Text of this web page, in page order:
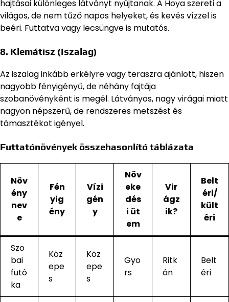
hajtásai különleges látványt nyújtanak. A Hoya szereti a
világos, de nem tűző napos helyeket, és kevés vízzel is
beéri. Futtatva vagy lecsüngve is mutatós.
8. Klemátisz (Iszalag)
Az iszalag inkább erkélyre vagy teraszra ajánlott, hiszen
nagyobb fényigényű, de néhány fajtája
szobanövényként is megél. Látványos, nagy virágai miatt
nagyon népszerű, de rendszeres metszést és
támasztékot igényel.
Futtatónövények összehasonlító táblázata
Növ
ény
nev
e
Fén
yig
ény
Vízi
gén
y
Növ
eke
dés
i üt
em
Vir
ágz
ik?
Belt
éri/
kült
éri
Szo
bai
futó
ka
Köz
epe
s
Köz
epe
s
Gyo
rs
Ritk
án
Belt
éri